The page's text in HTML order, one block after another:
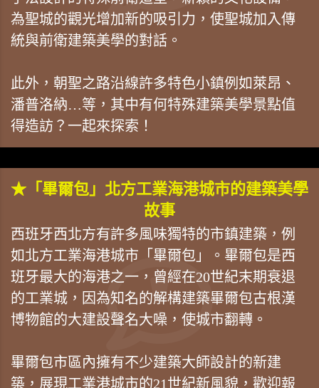
為聖城的觀光增加新的吸引力，使聖城加入傳
統與前衛建築美學的對話。
此外，朝聖之路沿線許多特色小鎮例如萊昂、
潘普洛納…等，其中有何特殊建築美學景點值
得造訪？一起來探索！
★「畢爾包」北方工業海港城市的建築美學
故事
西班牙西北方有許多風味獨特的市鎮建築，例
如北方工業海港城市「畢爾包」。畢爾包是西
班牙最大的海港之一，曾經在20世紀末期衰退
的工業城，因為知名的解構建築畢爾包古根漢
博物館的大建設聲名大噪，使城市翻轉。
畢爾包市區內擁有不少建築大師設計的新建
築，展現工業港城市的21世紀新風貌，歡迎報